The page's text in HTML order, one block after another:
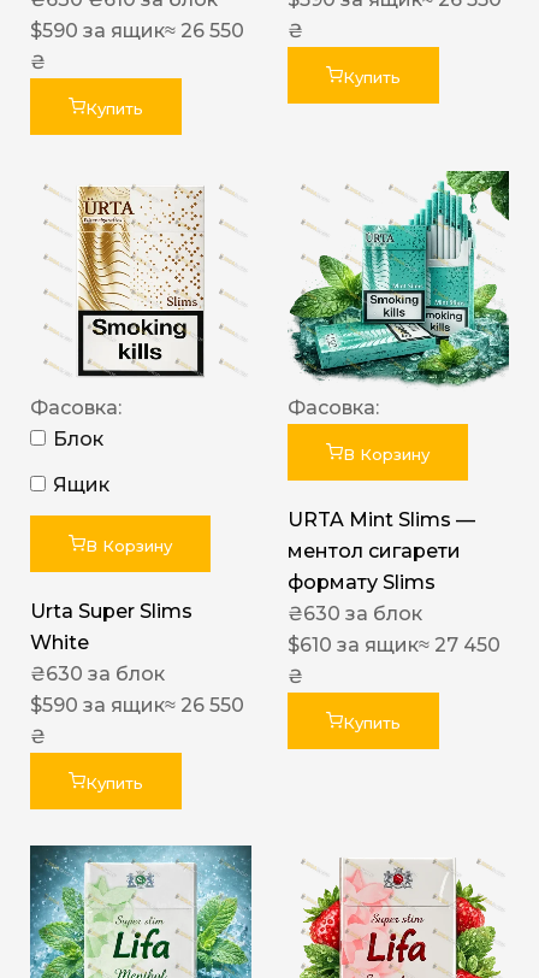
$590 за ящик≈ 26 550
₴
Купить
₴
Купить
Фасовка:
Блок
Ящик
В Корзину
Urta Super Slims
White
₴630 за блок
$590 за ящик≈ 26 550
₴
Купить
Фасовка:
В Корзину
URTA Mint Slims —
ментол сигарети
формату Slims
₴630 за блок
$610 за ящик≈ 27 450
₴
Купить